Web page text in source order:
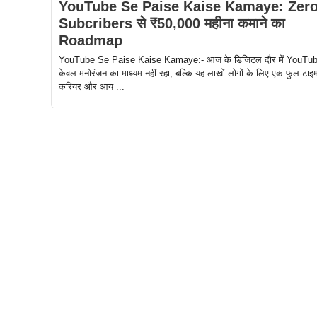
YouTube Se Paise Kaise Kamaye:
Subcribers से ₹50,000 महीना कमाने का
Roadmap
YouTube Se Paise Kaise Kamaye:- आज के डिजिटल दौर में
केवल मनोरंजन का माध्यम नहीं रहा, बल्कि यह लाखों लोगों के लिए एक फुल-
करियर और आय ...